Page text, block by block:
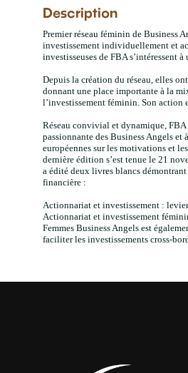
Description
Premier réseau féminin de Business
investissement individuellement et
investisseuses de FBA s’intéressent
Depuis la création du réseau, elles
donnant une place importante à la
l’investissement féminin. Son action
Réseau convivial et dynamique, FBA
passionnante des Business Angels
européennes sur les motivations et
dernière édition s’est tenue le 21
a édité deux livres blancs
financière :
Actionnariat et investissement :
Actionnariat et investissement
Femmes Business Angels est
faciliter les investissements cross-